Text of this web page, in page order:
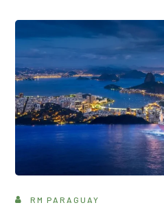
RM PARAGUAY